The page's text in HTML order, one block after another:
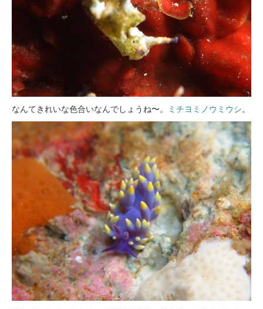
なんてきれいな色合いなんでしょうね〜。 ミチヨミノウミウシ。